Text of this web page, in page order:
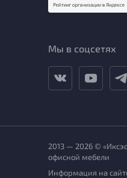
Мы в соцсетях
2013 — 2026 ©
офисной мебели
Информация на